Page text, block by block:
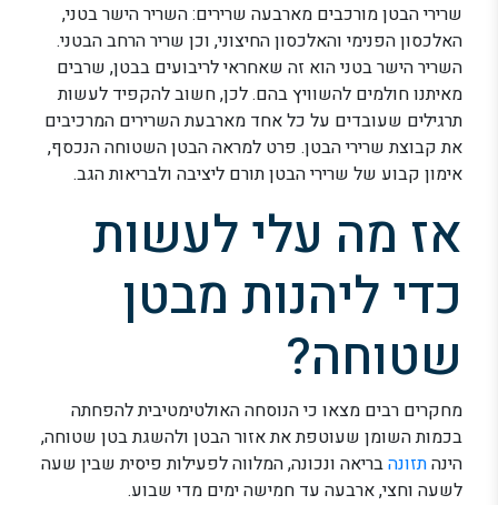
שרירי הבטן מורכבים מארבעה שרירים: השריר הישר בטני,
האלכסון הפנימי והאלכסון החיצוני, וכן שריר הרחב הבטני.
השריר הישר בטני הוא זה שאחראי לריבועים בבטן, שרבים
מאיתנו חולמים להשוויץ בהם. לכן, חשוב להקפיד לעשות
תרגילים שעובדים על כל אחד מארבעת השרירים המרכיבים
את קבוצת שרירי הבטן. פרט למראה הבטן השטוחה הנכסף,
אימון קבוע של שרירי הבטן תורם ליציבה ולבריאות הגב.
אז מה עלי לעשות
כדי ליהנות מבטן
שטוחה?
מחקרים רבים מצאו כי הנוסחה האולטימטיבית להפחתה
בכמות השומן שעוטפת את אזור הבטן ולהשגת בטן שטוחה,
הינהתזונהבריאה ונכונה, המלווה לפעילות פיסית שבין שעה
לשעה וחצי, ארבעה עד חמישה ימים מדי שבוע.